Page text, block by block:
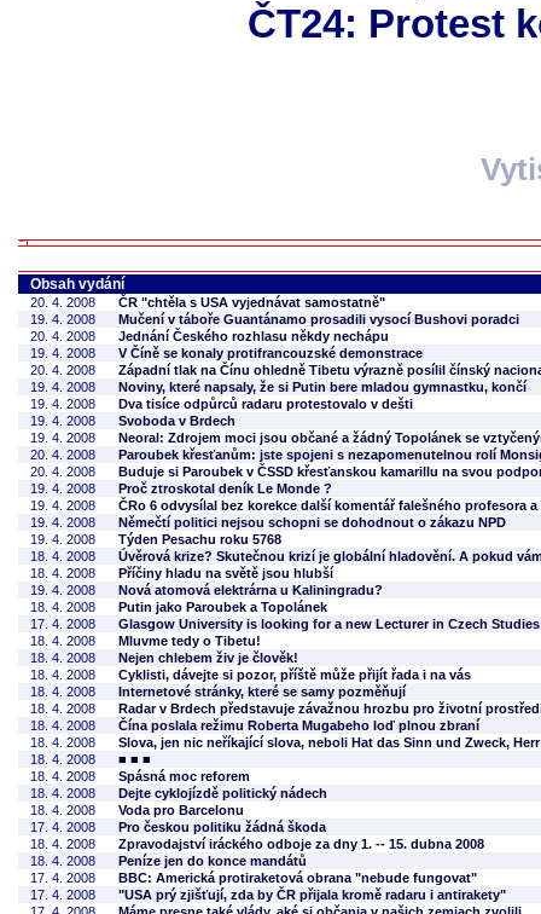
ČT24: Protest
Obsah vydání
20. 4. 2008
ČR "chtěla s USA vyjednávat samostatně"
19. 4. 2008
Mučení v táboře Guantánamo prosadili vysocí Bushovi poradci
20. 4. 2008
Jednání Českého rozhlasu někdy nechápu
19. 4. 2008
V Číně se konaly protifrancouzské demonstrace
20. 4. 2008
Západní tlak na Čínu ohledně Tibetu výrazně posílil čínský
19. 4. 2008
Noviny, které napsaly, že si Putin bere mladou gymnastku, končí
19. 4. 2008
Dva tisíce odpůrců radaru protestovalo v dešti
19. 4. 2008
Svoboda v Brdech
19. 4. 2008
Neoral: Zdrojem moci jsou občané a žádný Topolánek se
20. 4. 2008
Paroubek křesťanům: jste spojeni s nezapomenutelnou rolí
20. 4. 2008
Buduje si Paroubek v ČSSD křesťanskou kamarillu na svou
19. 4. 2008
Proč ztroskotal deník Le Monde ?
19. 4. 2008
ČRo 6 odvysílal bez korekce další komentář falešného profesora a
19. 4. 2008
Němečtí politici nejsou schopni se dohodnout o zákazu NPD
19. 4. 2008
Týden Pesachu roku 5768
18. 4. 2008
Úvěrová krize? Skutečnou krizí je globální hladovění. A pokud
18. 4. 2008
Příčiny hladu na světě jsou hlubší
19. 4. 2008
Nová atomová elektrárna u Kaliningradu?
18. 4. 2008
Putin jako Paroubek a Topolánek
17. 4. 2008
Glasgow University is looking for a new Lecturer in Czech Studies
18. 4. 2008
Mluvme tedy o Tibetu!
18. 4. 2008
Nejen chlebem živ je člověk!
18. 4. 2008
Cyklisti, dávejte si pozor, příště může přijít řada i na vás
18. 4. 2008
Internetové stránky, které se samy pozměňují
18. 4. 2008
Radar v Brdech představuje závažnou hrozbu pro životní
18. 4. 2008
Čína poslala režimu Roberta Mugabeho loď plnou zbraní
18. 4. 2008
Slova, jen nic neříkající slova, neboli Hat das Sinn und Zweck,
18. 4. 2008
■ ■ ■
18. 4. 2008
Spásná moc reforem
18. 4. 2008
Dejte cyklojízdě politický nádech
18. 4. 2008
Voda pro Barcelonu
17. 4. 2008
Pro českou politiku žádná škoda
18. 4. 2008
Zpravodajství iráckého odboje za dny 1. -- 15. dubna 2008
18. 4. 2008
Peníze jen do konce mandátů
17. 4. 2008
BBC: Americká protiraketová obrana "nebude fungovat"
17. 4. 2008
"USA prý zjišťují, zda by ČR přijala kromě radaru i antirakety"